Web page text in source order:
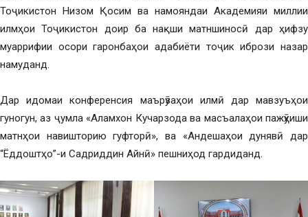
Тоҷикистон Низом Қосим ва намояндаи Академияи миллии
илмҳои Тоҷикистон доир ба нақши матншиносӣ дар ҳифзу
муаррифии осори гаронбаҳои адабиёти тоҷик ибрози назар
намуданд.
Дар идомаи конференсия маърӯзаҳои илмӣ дар мавзуъҳои
гуногун, аз ҷумла «Аламхон Кучарзода ва масъалаҳои пажӯҳиши
матнҳои навишторию гуфторӣ», ва «Андешаҳои дунявӣ дар
“Ёддоштҳо”-и Садриддин Айнӣ» пешниҳод гардиданд.